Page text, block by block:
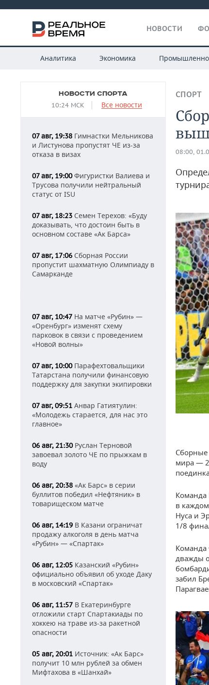
НОВОСТИ
Аналитика Экономика
НОВОСТИ СПОРТА
10:24 МСК Все новости
07 авг, 19:38 Гимнастки Мельникова
и Листунова пропустят ЧЕ из-за
отказа в визах
07 авг, 19:00Фигуристки Валиева и
Трусова получили нейтральный
статус от ISU
07 авг, 18:23 Семен Терехов: «Буду
доказывать, что достоин быть в
основном составе «Ак Барса»
07 авг, 17:06 Сборная России
пропустит шахматную Олимпиаду в
Самарканде
07 авг, 10:47 На матче «Рубин» —
«Оренбург» изменят схему
парковок в связи с проведением
«Новой волны»
07 авг, 10:00Парафехтовальщики
Татарстана получили финансовую
поддержку для закупки экипировки
07 авг, 09:51 Анвар Гатиятулин:
«Молодежь старается, для нас это
главное»
06 авг, 21:30Руслан Терновой
завоевал золото ЧЕ по прыжкам в
воду
06 авг, 20:38 «Ак Барс» в серии
буллитов победил «Нефтяник» в
товарищеском матче
06 авг, 14:19 В Казани ограничат
продажу алкоголя в день матча
«Рубин» — «Спартак»
06 авг, 12:05 Казанский «Рубин»
официально объявил об уходе Даку
в московский «Спартак»
06 авг, 11:57 В Екатеринбурге
отложили старт Спартакиады по
хоккею на траве из-за ракетной
опасности
05 авг, 20:01 Источник: «Ак Барс»
получит 10 млн рублей за обмен
Мифтахова в «Шанхай»
СПОРТ
08:00,
мира —
Команда
в
Нуса и
1/8
Команда
дважды
забил